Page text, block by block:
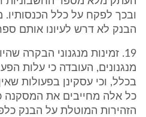
ובכך לפקח על כלל הכנסותיו.
הבנק לא דרש לעיונו אותם
19. זמינות מנגנוני הבקרה
מנגנונים, העובדה כי עלות
בכלל, וכי עסקינן בפעולות
כל אלה מחייבים את המסקנה
הזהירות המוטלת על הבנק